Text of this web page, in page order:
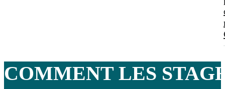
COMMENT LES